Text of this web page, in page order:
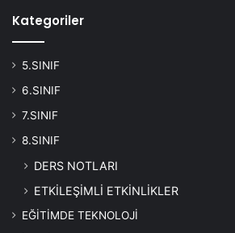
Kategoriler
5.SINIF
6.SINIF
7.SINIF
8.SINIF
DERS NOTLARI
ETKİLEŞİMLİ ETKİNLİKLER
EĞİTİMDE TEKNOLOJİ